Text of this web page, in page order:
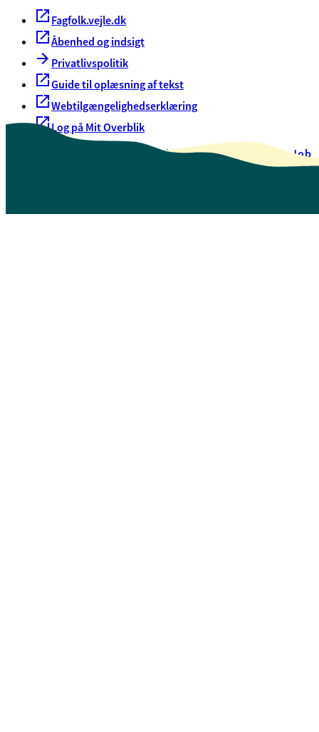
Fagfolk.vejle.dk
Åbenhed og indsigt
Privatlivspolitik
Guide til oplæsning af tekst
Webtilgængelighedserklæring
Log på Mit Overblik
Oversigt over selvbetjeningJob